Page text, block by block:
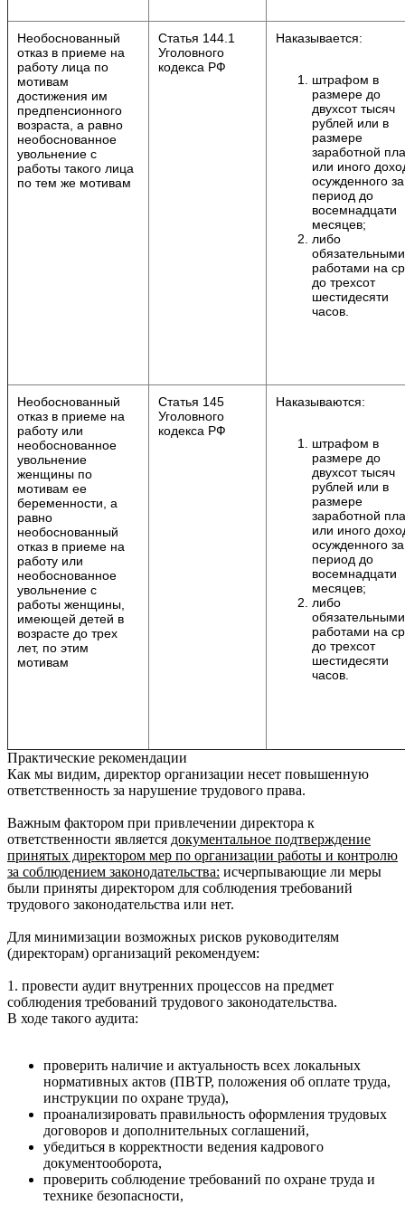
Необоснованный
отказ в приеме на
работу лица по
мотивам
достижения им
предпенсионного
возраста, а равно
необоснованное
увольнение с
работы такого лица
по тем же мотивам
Статья 144.1
Уголовного
кодекса РФ
Наказывается:
штрафом в
размере до
двухсот тысяч
рублей или в
размере
заработной
или иного
осужденного за
период до
восемнадцати
месяцев;
либо
обязательными
работами на
до трехсот
шестидесяти
часов.
Необоснованный
отказ в приеме на
работу или
необоснованное
увольнение
женщины по
мотивам ее
беременности, а
равно
необоснованный
отказ в приеме на
работу или
необоснованное
увольнение с
работы женщины,
имеющей детей в
возрасте до трех
лет, по этим
мотивам
Статья 145
Уголовного
кодекса РФ
Наказываются:
штрафом в
размере до
двухсот тысяч
рублей или в
размере
заработной
или иного
осужденного за
период до
восемнадцати
месяцев;
либо
обязательными
работами на
до трехсот
шестидесяти
часов.
Практические рекомендации
Как мы видим, директор организации несет повышенную
ответственность за нарушение трудового права.
Важным фактором при привлечении директора к
ответственности является документальное подтверждение
принятых директором мер по организации работы и контролю
за соблюдением законодательства: исчерпывающие ли меры
были приняты директором для соблюдения требований
трудового законодательства или нет.
Для минимизации возможных рисков руководителям
(директорам) организаций рекомендуем:
1. провести аудит внутренних процессов на предмет
соблюдения требований трудового законодательства.
В ходе такого аудита:
проверить наличие и актуальность всех локальных
нормативных актов (ПВТР, положения об оплате труда,
инструкции по охране труда),
проанализировать правильность оформления трудовых
договоров и дополнительных соглашений,
убедиться в корректности ведения кадрового
документооборота,
проверить соблюдение требований по охране труда и
технике безопасности,